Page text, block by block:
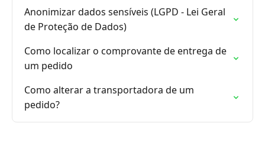
Anonimizar dados sensíveis (LGPD - Lei Geral
de Proteção de Dados)
Como localizar o comprovante de entrega de
um pedido
Como alterar a transportadora de um
pedido?